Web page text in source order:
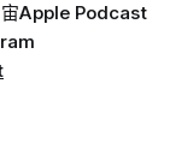
Apple Podcast